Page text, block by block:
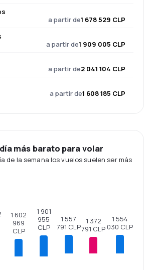
a partir de1 678 529 CLP
a partir de1 909 005 CLP
a partir de2 041 104 CLP
a partir de1 608 185 CLP
más barato para volar
de la semana los vuelos suelen ser más
1 602
969
CLP
1 901
955
CLP
1 557
791 CLP
1 372
791 CLP
1 554
030 CLP